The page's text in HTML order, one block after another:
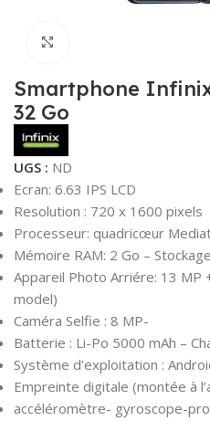
Smartphone Infinix
32 Go
UGS : ND
Ecran: 6.63 IPS LCD
Resolution : 720 x 1600 pixels
Processeur: quadricœur
Mémoire RAM: 2 Go –
Appareil Photo Arriére: 13 MP
model)
Caméra Selfie : 8 MP-
Batterie : Li-Po 5000 mAh –
Système d’exploitation :
Empreinte digitale (montée à
accéléromètre- gyroscope-